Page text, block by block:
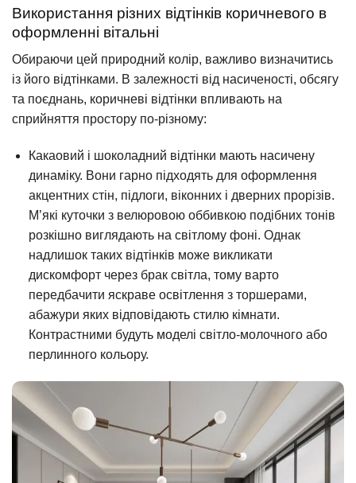
Використання різних відтінків коричневого в
оформленні вітальні
Обираючи цей природний колір, важливо визначитись
із його відтінками. В залежності від насиченості, обсягу
та поєднань, коричневі відтінки впливають на
сприйняття простору по-різному:
Какаовий і шоколадний відтінки мають насичену
динаміку. Вони гарно підходять для оформлення
акцентних стін, підлоги, віконних і дверних прорізів.
М’які куточки з велюровою оббивкою подібних тонів
розкішно виглядають на світлому фоні. Однак
надлишок таких відтінків може викликати
дискомфорт через брак світла, тому варто
передбачити яскраве освітлення з торшерами,
абажури яких відповідають стилю кімнати.
Контрастними будуть моделі світло-молочного або
перлинного кольору.